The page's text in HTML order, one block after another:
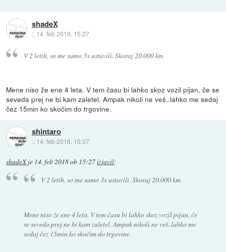
shadeX
:: 14. feb 2018, 15:27
V 2 letih, so me samo 3x ustavili. Skoraj 20.000 km
Mene niso že ene 4 leta. V tem času bi lahko skoz vozil pijan, če se
seveda prej ne bi kam zaletel. Ampak nikoli ne veš..lahko me sedaj
čez 15min ko skočim do trgovine.
shintaro
:: 14. feb 2018, 15:37
shadeXje 14. feb 2018 ob 15:27izjavil:
V 2 letih, so me samo 3x ustavili. Skoraj 20.000 km
Mene niso že ene 4 leta. V tem času bi lahko skoz vozil pijan, če
se seveda prej ne bi kam zaletel. Ampak nikoli ne veš..lahko me
sedaj čez 15min ko skočim do trgovine.